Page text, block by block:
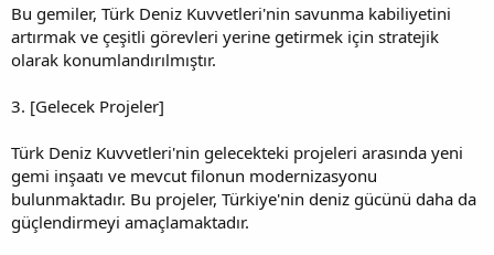
Bu gemiler, Türk Deniz Kuvvetleri'nin savunma kabiliyetini
artırmak ve çeşitli görevleri yerine getirmek için stratejik
olarak konumlandırılmıştır.
3. [Gelecek Projeler]
Türk Deniz Kuvvetleri'nin gelecekteki projeleri arasında yeni
gemi inşaatı ve mevcut filonun modernizasyonu
bulunmaktadır. Bu projeler, Türkiye'nin deniz gücünü daha da
güçlendirmeyi amaçlamaktadır.